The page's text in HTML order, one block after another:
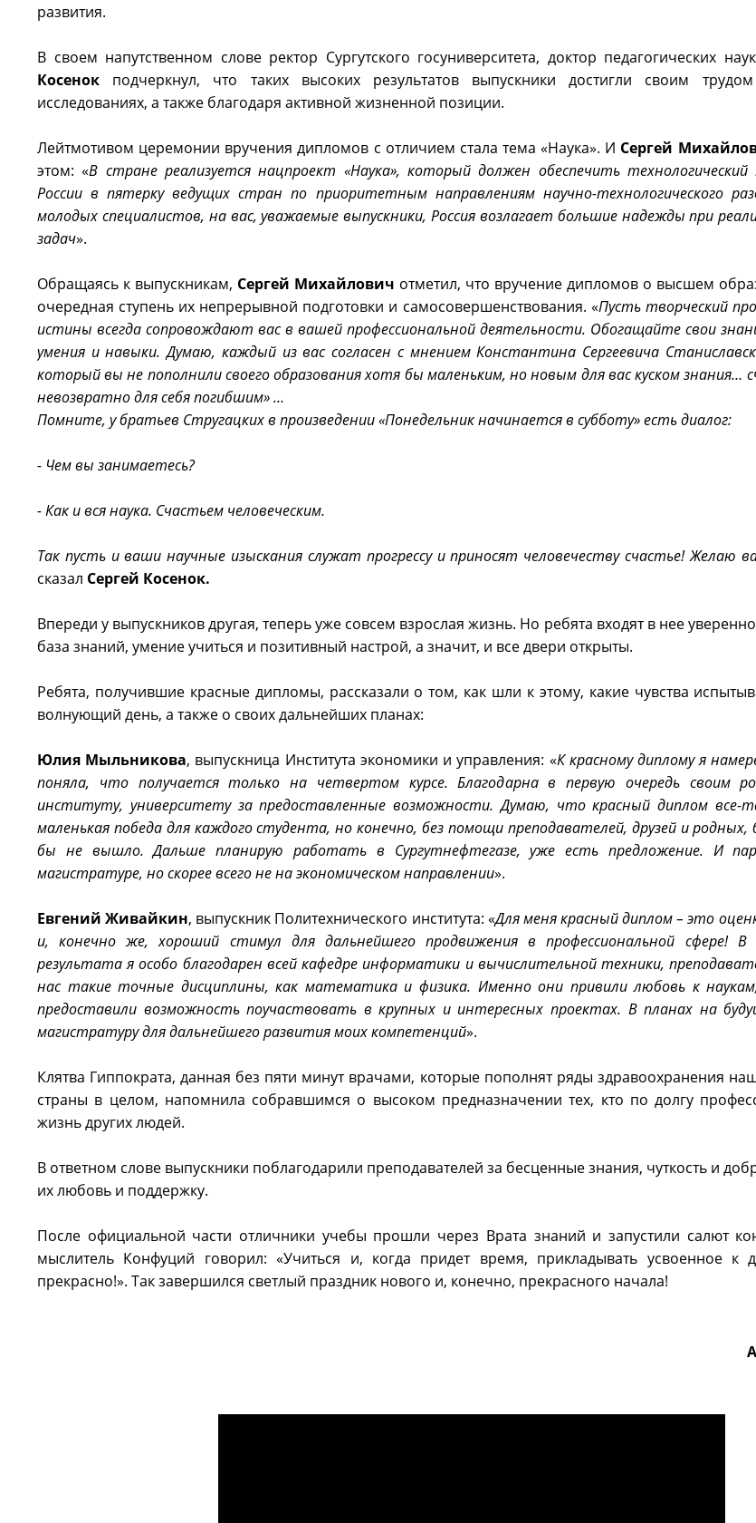
развития.
В своем напутственном слове ректор Сургутского госуниверситета, доктор педагогических
Косенок подчеркнул, что таких высоких результатов выпускники достигли своим
исследованиях, а также благодаря активной жизненной позиции.
Лейтмотивом церемонии вручения дипломов с отличием стала тема «Наука». И Сергей
этом: «В стране реализуется нацпроект «Наука», который должен обеспечить
России в пятерку ведущих стран по приоритетным направлениям научно-технологического
молодых специалистов, на вас, уважаемые выпускники, Россия возлагает большие надежды при
задач».
Обращаясь к выпускникам, Сергей Михайлович отметил, что вручение дипломов о высшем
очередная ступень их непрерывной подготовки и самосовершенствования. «Пусть творческий
истины всегда сопровождают вас в вашей профессиональной деятельности. Обогащайте свои
умения и навыки. Думаю, каждый из вас согласен с мнением Константина Сергеевича
который вы не пополнили своего образования хотя бы маленьким, но новым для вас куском знания…
невозвратно для себя погибшим» …
Помните, у братьев Стругацких в произведении «Понедельник начинается в субботу» есть диалог:
- Чем вы занимаетесь?
- Как и вся наука. Счастьем человеческим.
Так пусть и ваши научные изыскания служат прогрессу и приносят человечеству счастье! Желаю
сказал Сергей Косенок.
Впереди у выпускников другая, теперь уже совсем взрослая жизнь. Но ребята входят в нее
база знаний, умение учиться и позитивный настрой, а значит, и все двери открыты.
Ребята, получившие красные дипломы, рассказали о том, как шли к этому, какие чувства
волнующий день, а также о своих дальнейших планах:
Юлия Мыльникова, выпускница Института экономики и управления: «К красному диплому я
поняла, что получается только на четвертом курсе. Благодарна в первую очередь своим
институту, университету за предоставленные возможности. Думаю, что красный диплом все-
маленькая победа для каждого студента, но конечно, без помощи преподавателей, друзей и родных,
бы не вышло. Дальше планирую работать в Сургутнефтегазе, уже есть предложение. И
магистратуре, но скорее всего не на экономическом направлении».
Евгений Живайкин, выпускник Политехнического института: «Для меня красный диплом – это
и, конечно же, хороший стимул для дальнейшего продвижения в профессиональной сфере!
результата я особо благодарен всей кафедре информатики и вычислительной техники,
нас такие точные дисциплины, как математика и физика. Именно они привили любовь к
предоставили возможность поучаствовать в крупных и интересных проектах. В планах на
магистратуру для дальнейшего развития моих компетенций».
Клятва Гиппократа, данная без пяти минут врачами, которые пополнят ряды здравоохранения
страны в целом, напомнила собравшимся о высоком предназначении тех, кто по долгу
жизнь других людей.
В ответном слове выпускники поблагодарили преподавателей за бесценные знания, чуткость и
их любовь и поддержку.
После официальной части отличники учебы прошли через Врата знаний и запустили салют
мыслитель Конфуций говорил: «Учиться и, когда придет время, прикладывать усвоенное к
прекрасно!». Так завершился светлый праздник нового и, конечно, прекрасного начала!